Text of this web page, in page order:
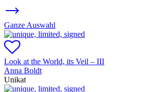
Ganze Auswahl
Look at the World, its Veil – III
Anna Boldt
Unikat